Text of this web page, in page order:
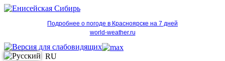
Подробнее о погоде в Красноярске на 7 дней
world-weather.ru
RU